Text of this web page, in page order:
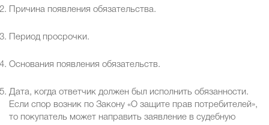
Причина появления обязательства.
Период просрочки.
Основания появления обязательств.
Дата, когда ответчик должен был исполнить обязанности.
Если спор возник по Закону «О защите прав потребителей»,
то покупатель может направить заявление в судебную